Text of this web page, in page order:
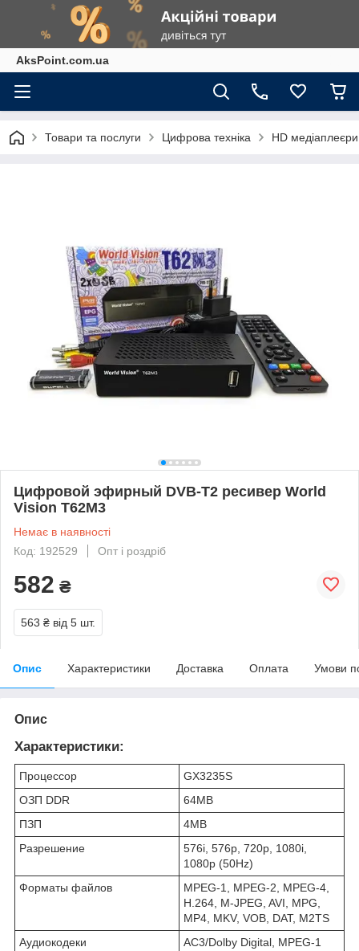
AksPoint.com.ua
Товари та послуги Цифрова техніка HD
Цифровой эфирный DVB-T2 ресивер World
Vision T62M3
Немає в наявності
Код: 192529
Опт і роздріб
582 ₴
563 ₴ від 5 шт.
Опис Характеристики Доставка Оплата Умови
Опис
Характеристики:
Процессор
GX3235S
ОЗП DDR
64MB
ПЗП
4MB
Разрешение
576i, 576p, 720p, 1080i,
1080p (50Hz)
Форматы файлов
MPEG-1, MPEG-2, MPEG-4,
H.264, M-JPEG, AVI, MPG,
MP4, MKV, VOB, DAT, M2TS
Аудиокодеки
АС3/Dolby Digital, MPEG-1